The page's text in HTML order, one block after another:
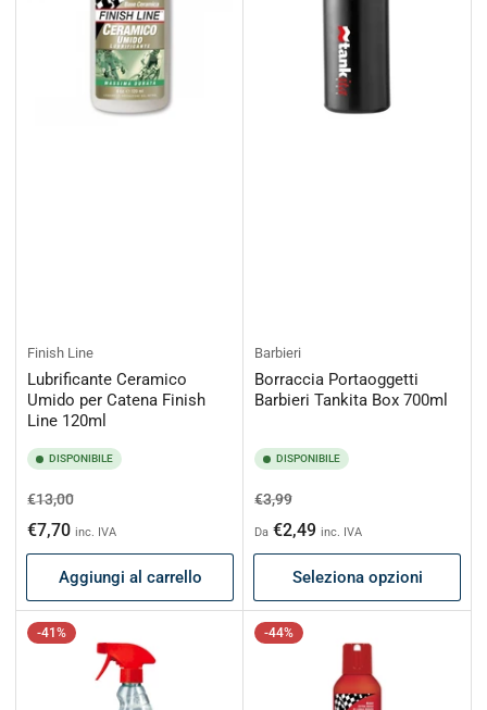
Finish Line
Lubrificante Ceramico
Umido per Catena Finish
Line 120ml
DISPONIBILE
Prezzo
di
listino
€13,00Prezzo
scontato
€7,70 inc. IVA
Aggiungi al carrello
Barbieri
Borraccia Portaoggetti
Barbieri Tankita Box 700ml
DISPONIBILE
Prezzo
di
listino
€3,99Prezzo
scontato
Da €2,49 inc. IVA
Seleziona opzioni
-41% -44%